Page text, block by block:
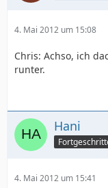
4. Mai 2012 um 15:08
Chris: Achso, ich
runter.
Hani
4. Mai 2012 um 15:41